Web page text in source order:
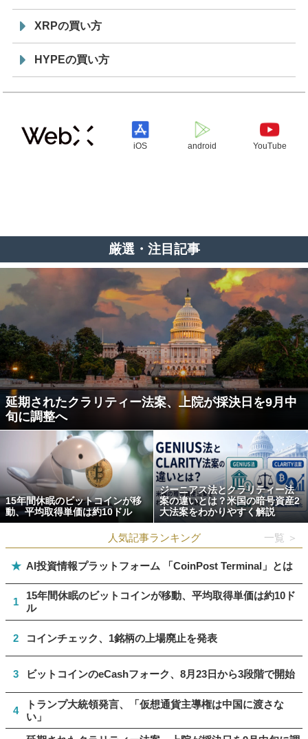
XRPの買い方
HYPEの買い方
iOS android YouTube
厳選・注目記事
延期されたクラリティー法案、上院が採決日を9月中
旬に調整へ
15年間休眠のビットコインが移
動、平均取得単価は約10ドル
ジーニアス法とクラリティー法
案の違いとは？米国の暗号資産2
大法案をわかりやすく解説
人気記事ランキング 一覧 ＞
★ AI投資情報プラットフォーム 「CoinPost Terminal」とは
1
15年間休眠のビットコインが移動、平均取得単価は約10ド
ル
2 コインチェック、1銘柄の上場廃止を発表
3 ビットコインのeCashフォーク、8月23日から3段階で開始
4
トランプ大統領発言、「仮想通貨主導権は中国に渡さな
い」